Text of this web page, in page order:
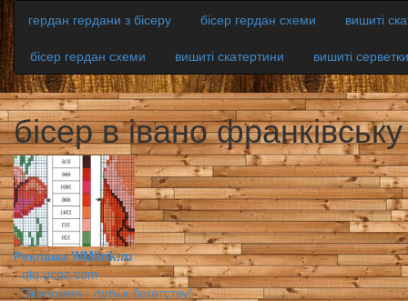
гердан гердани з бісеру бісер гердан схеми
вишиті
бісер гердан схеми
вишиті скатертини вишиті серветки
бісер в івано франківську
Реклама WMlink.ru
-qiq.ucoz.com
-Экономия - путь к богатству!